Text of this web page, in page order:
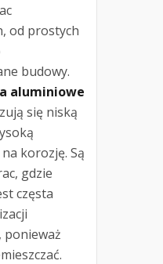
od prostych
budowy.
aluminiowe
się niską
korozję. Są
gdzie
częsta
ponieważ